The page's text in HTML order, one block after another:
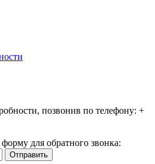
позвонив по телефону: +
для обратного звонка:
Отправить